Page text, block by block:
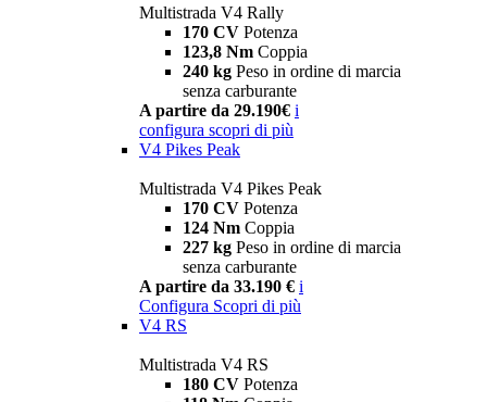
Multistrada V4 Rally
170 CV Potenza
123,8 Nm Coppia
240 kg Peso in ordine di marcia
senza carburante
A partire da 29.190€ i
configura scopri di più
V4 Pikes Peak
Multistrada V4 Pikes Peak
170 CV Potenza
124 Nm Coppia
227 kg Peso in ordine di marcia
senza carburante
A partire da 33.190 € i
Configura Scopri di più
V4 RS
Multistrada V4 RS
180 CV Potenza